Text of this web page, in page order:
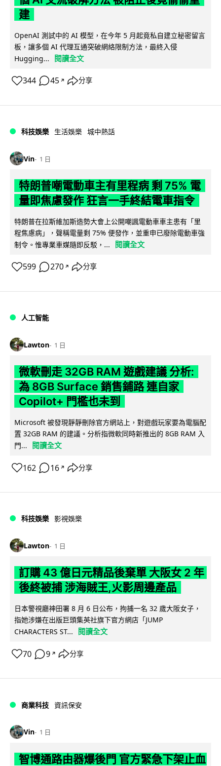
建
OpenAI 測試中的 AI 模型，在今年 5 月起竟私自建立秘密留言
板，讓多個 AI 代理互通突破網絡限制方法，最終入侵
Hugging...
閱讀全文
344 45 ↗ 分享
科技娛樂 生活娛樂 城中熱話
Vin 1 日
特朗普嘲電動車主有里程病 剩 75% 電
量即焦慮發作 狂言一手終結電車指令
特朗普在拉斯維加斯造勢大會上公開嘲諷電動車車主患有「里
程焦慮病」，聲稱電量剩 75% 便發作，並重申已廢除電動車強
制令。惟專業車媒隨即反駁，...
閱讀全文
599 270 ↗ 分享
人工智能
Lawton 1 日
微軟刪走 32GB RAM 遊戲建議 分析:
為 8GB Surface 銷售鋪路 連自家
Copilot+ 門檻也未到
Microsoft 被發現靜靜刪除官方網站上，對遊戲玩家要為電腦配
置 32GB RAM 的建議。分析指微軟同時新推出的 8GB RAM 入
門...
閱讀全文
162 16 ↗ 分享
科技娛樂 影視娛樂
Lawton 1 日
訂購 43 億日元精品後棄單 大阪女 2 年
後終被捕 涉海賊王,火影周邊產品
日本警視廳神田署 8 月 6 日公布，拘捕一名 32 歲大阪女子，
指她涉嫌在出版巨頭集英社旗下官方網店「JUMP
CHARACTERS ST...
閱讀全文
70 9 ↗ 分享
商業科技 資訊保安
Vin 1 日
智博通路由器爆後門 官方緊急下架止血